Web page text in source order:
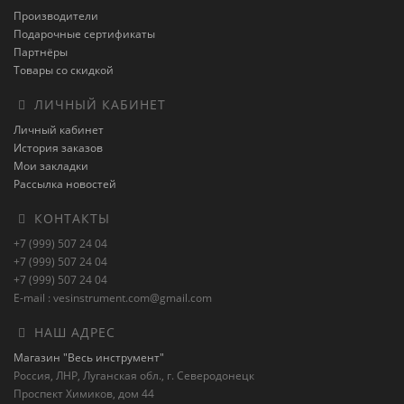
Производители
Подарочные сертификаты
Партнёры
Товары со скидкой
ЛИЧНЫЙ КАБИНЕТ
Личный кабинет
История заказов
Мои закладки
Рассылка новостей
КОНТАКТЫ
+7 (999) 507 24 04
+7 (999) 507 24 04
+7 (999) 507 24 04
E-mail : vesinstrument.com@gmail.com
НАШ АДРЕС
Магазин "Весь инструмент"
Россия, ЛНР, Луганская обл., г. Северодонецк
Проспект Химиков, дом 44